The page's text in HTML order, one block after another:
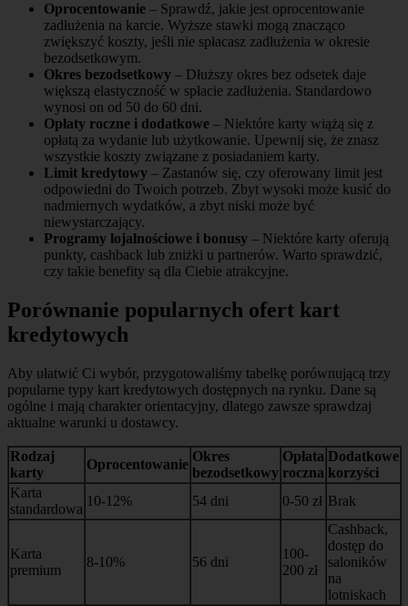
Oprocentowanie – Sprawdź, jakie jest oprocentowanie
zadłużenia na karcie. Wyższe stawki mogą znacząco
zwiększyć koszty, jeśli nie spłacasz zadłużenia w okresie
bezodsetkowym.
Okres bezodsetkowy – Dłuższy okres bez odsetek daje
większą elastyczność w spłacie zadłużenia. Standardowo
wynosi on od 50 do 60 dni.
Opłaty roczne i dodatkowe – Niektóre karty wiążą się z
opłatą za wydanie lub użytkowanie. Upewnij się, że znasz
wszystkie koszty związane z posiadaniem karty.
Limit kredytowy – Zastanów się, czy oferowany limit jest
odpowiedni do Twoich potrzeb. Zbyt wysoki może kusić do
nadmiernych wydatków, a zbyt niski może być
niewystarczający.
Programy lojalnościowe i bonusy – Niektóre karty oferują
punkty, cashback lub zniżki u partnerów. Warto sprawdzić,
czy takie benefity są dla Ciebie atrakcyjne.
Porównanie popularnych ofert kart
kredytowych
Aby ułatwić Ci wybór, przygotowaliśmy tabelkę porównującą trzy
popularne typy kart kredytowych dostępnych na rynku. Dane są
ogólne i mają charakter orientacyjny, dlatego zawsze sprawdzaj
aktualne warunki u dostawcy.
Rodzaj
karty
Oprocentowanie
Okres
bezodsetkowy
Opłata
roczna
Dodatkowe
korzyści
Karta
standardowa
10-12% 54 dni 0-50 zł Brak
Karta
premium
8-10% 56 dni
100-
200 zł
Cashback,
dostęp do
saloników
na
lotniskach